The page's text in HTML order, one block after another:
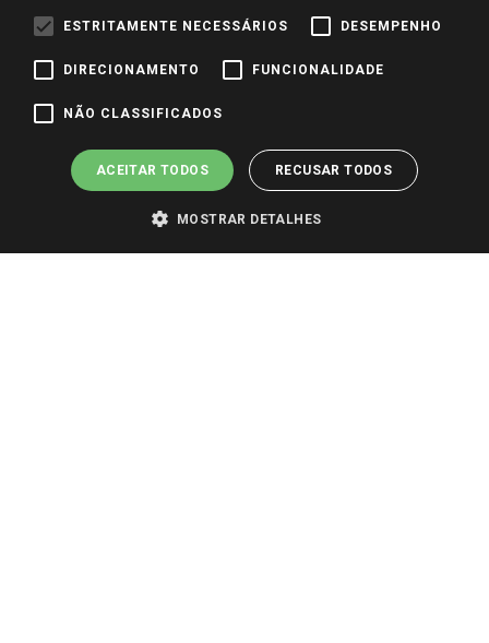
Identidade Visual
Pagamento e Segurança
ESTRITAMENTE NECESSÁRIOS DESEMPENHO
DIRECIONAMENTO FUNCIONALIDADE
NÃO CLASSIFICADOS
ACEITAR TODOS RECUSAR TODOS
MOSTRAR DETALHES